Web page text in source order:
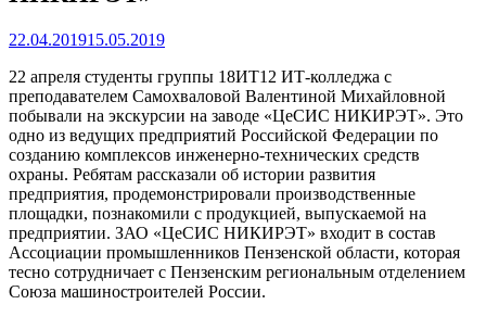
22.04.201915.05.2019
22 апреля студенты группы 18ИТ12 ИТ-колледжа с
преподавателем Самохваловой Валентиной Михайловной
побывали на экскурсии на заводе «ЦеСИС НИКИРЭТ». Это
одно из ведущих предприятий Российской Федерации по
созданию комплексов инженерно-технических средств
охраны. Ребятам рассказали об истории развития
предприятия, продемонстрировали производственные
площадки, познакомили с продукцией, выпускаемой на
предприятии. ЗАО «ЦеСИС НИКИРЭТ» входит в состав
Ассоциации промышленников Пензенской области, которая
тесно сотрудничает с Пензенским региональным отделением
Союза машиностроителей России.